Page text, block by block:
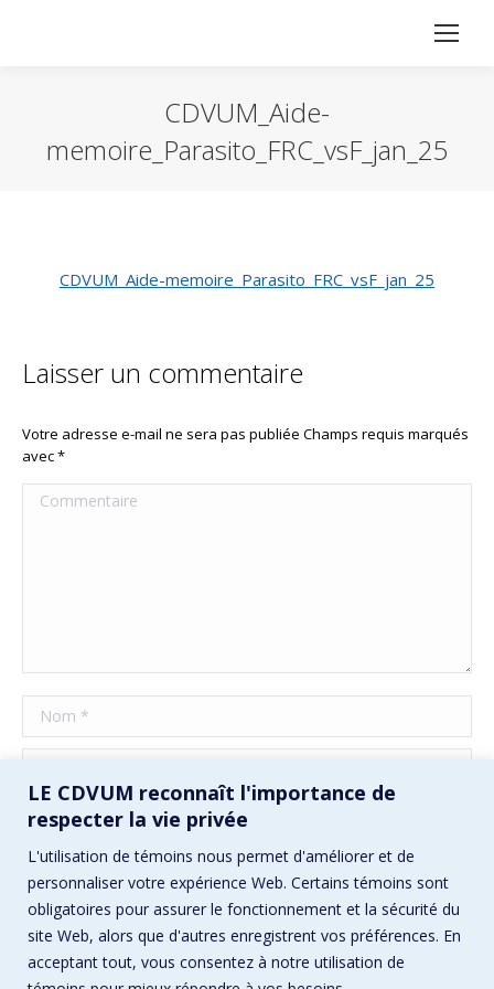
LE CDVUM reconnaît l'importance de
respecter la vie privée
L'utilisation de témoins nous permet d'améliorer et de
personnaliser votre expérience Web. Certains témoins sont
obligatoires pour assurer le fonctionnement et la sécurité du
site Web, alors que d'autres enregistrent vos préférences. En
acceptant tout, vous consentez à notre utilisation de
CDVUM_Aide-
memoire_Parasito_FRC_vsF_jan_25
CDVUM_Aide-memoire_Parasito_FRC_vsF_jan_25
Laisser un commentaire
Votre adresse e-mail ne sera pas publiée Champs requis marqués
avec*
Commentaire
Nom *
E-mail *
Site Web
Enregistrez mon nom, mon e-mail et mon site Web dans ce
navigateur pour la prochaine fois que je commenterai.
Poster commentaire